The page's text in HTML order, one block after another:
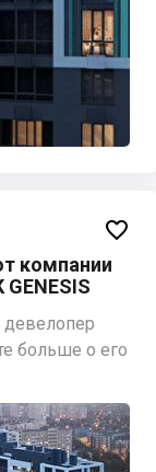
компании
больше о его
